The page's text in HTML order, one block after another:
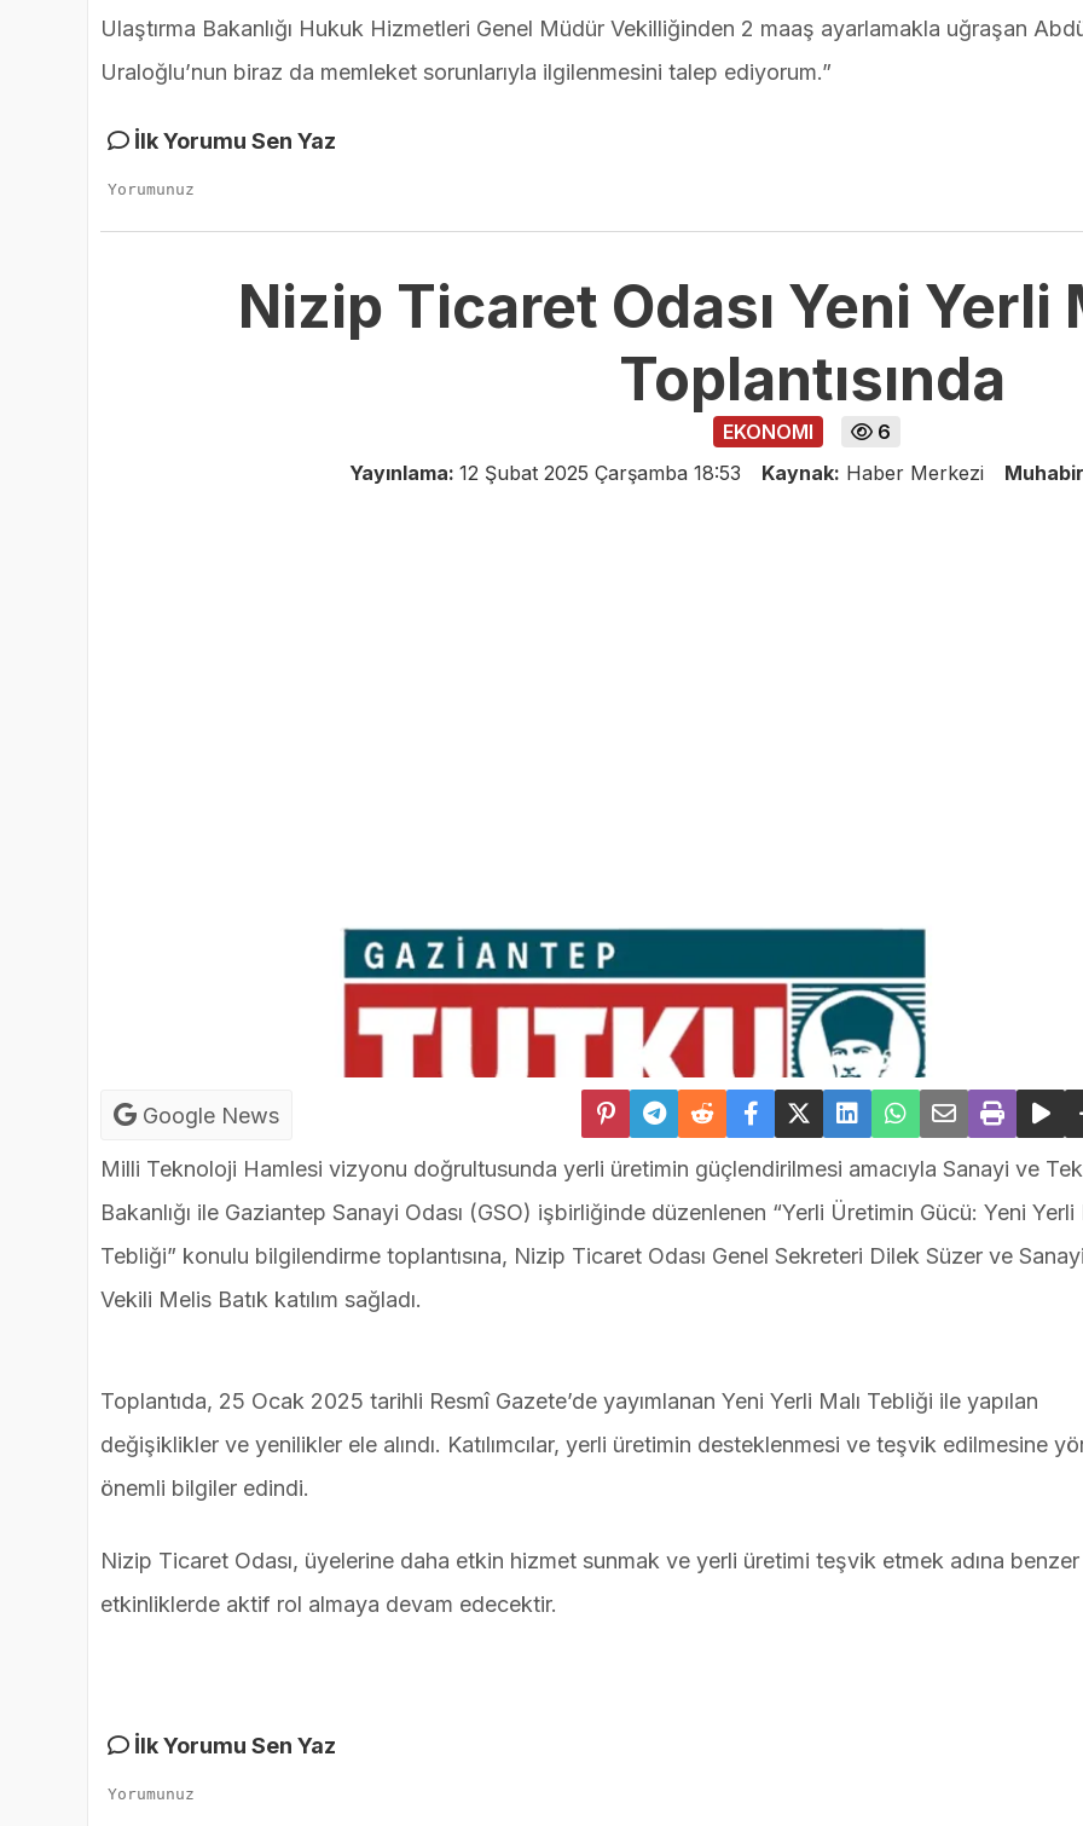
Ulaştırma Bakanlığı Hukuk Hizmetleri Genel Müdür Vekilliğinden 2 maaş ayarlamakla uğraşan
Uraloğlu’nun biraz da memleket sorunlarıyla ilgilenmesini talep ediyorum.”
İlk Yorumu Sen Yaz
Nizip Ticaret Odası Yeni Yerli
Toplantısında
EKONOMI
6
Yayınlama: 12 Şubat 2025 Çarşamba 18:53 Kaynak: Haber Merkezi
Google News
Milli Teknoloji Hamlesi vizyonu doğrultusunda yerli üretimin güçlendirilmesi amacıyla Sanayi ve
Bakanlığı ile Gaziantep Sanayi Odası (GSO) işbirliğinde düzenlenen “Yerli Üretimin Gücü: Yeni Yerli
Tebliği” konulu bilgilendirme toplantısına, Nizip Ticaret Odası Genel Sekreteri Dilek Süzer ve
Vekili Melis Batık katılım sağladı.
Toplantıda, 25 Ocak 2025 tarihli Resmî Gazete’de yayımlanan Yeni Yerli Malı Tebliği ile yapılan
değişiklikler ve yenilikler ele alındı. Katılımcılar, yerli üretimin desteklenmesi ve teşvik edilmesine
önemli bilgiler edindi.
Nizip Ticaret Odası, üyelerine daha etkin hizmet sunmak ve yerli üretimi teşvik etmek adına benzer
etkinliklerde aktif rol almaya devam edecektir.
İlk Yorumu Sen Yaz